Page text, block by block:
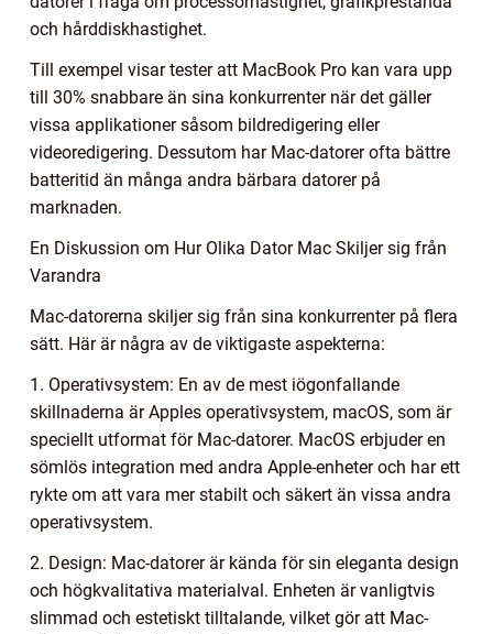
och hårddiskhastighet.
Till exempel visar tester att MacBook Pro kan vara upp
till 30% snabbare än sina konkurrenter när det gäller
vissa applikationer såsom bildredigering eller
videoredigering. Dessutom har Mac-datorer ofta bättre
batteritid än många andra bärbara datorer på
marknaden.
En Diskussion om Hur Olika Dator Mac Skiljer sig från
Varandra
Mac-datorerna skiljer sig från sina konkurrenter på flera
sätt. Här är några av de viktigaste aspekterna:
1. Operativsystem: En av de mest iögonfallande
skillnaderna är Apples operativsystem, macOS, som är
speciellt utformat för Mac-datorer. MacOS erbjuder en
sömlös integration med andra Apple-enheter och har ett
rykte om att vara mer stabilt och säkert än vissa andra
operativsystem.
2. Design: Mac-datorer är kända för sin eleganta design
och högkvalitativa materialval. Enheten är vanligtvis
slimmad och estetiskt tilltalande, vilket gör att Mac-